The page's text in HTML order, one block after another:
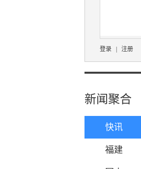
登录 | 注册
新闻聚合
快讯
福建